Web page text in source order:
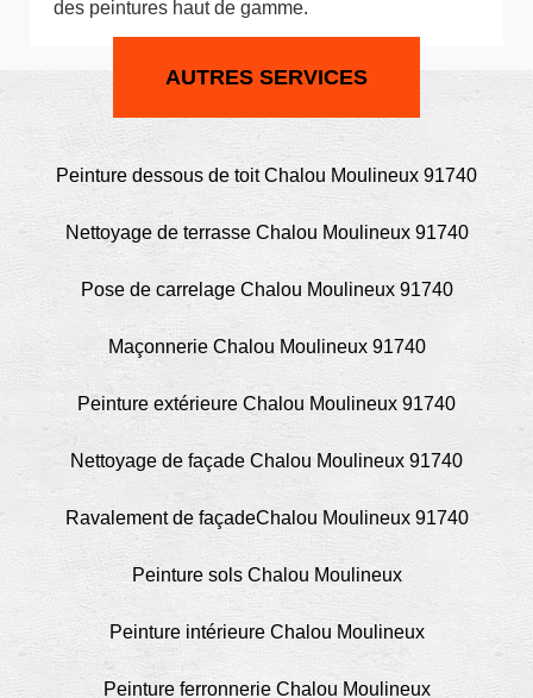
des peintures haut de gamme.
AUTRES SERVICES
Peinture dessous de toit Chalou Moulineux 91740
Nettoyage de terrasse Chalou Moulineux 91740
Pose de carrelage Chalou Moulineux 91740
Maçonnerie Chalou Moulineux 91740
Peinture extérieure Chalou Moulineux 91740
Nettoyage de façade Chalou Moulineux 91740
Ravalement de façadeChalou Moulineux 91740
Peinture sols Chalou Moulineux
Peinture intérieure Chalou Moulineux
Peinture ferronnerie Chalou Moulineux